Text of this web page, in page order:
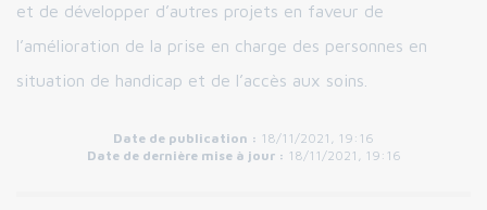
et de développer d’autres projets en faveur de
l’amélioration de la prise en charge des personnes en
situation de handicap et de l’accès aux soins.
Date de publication : 18/11/2021, 19:16
Date de dernière mise à jour : 18/11/2021, 19:16